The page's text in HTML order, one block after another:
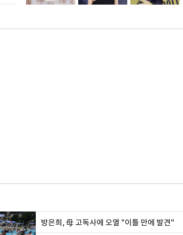
방은희, 母 고독사에 오열 "이틀 만에 발견"